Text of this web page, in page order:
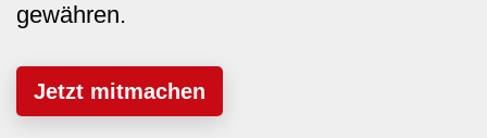
gewähren.
Jetzt mitmachen